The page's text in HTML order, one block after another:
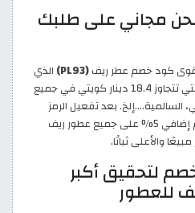
مجاني على طلبك
كود خصم عطر ريف(PL93)
الذي
يمنحك توصيل مجاني للطلبات التي تتجاوز 18.4 دينار كويتي في جميع
السالمية....إلخ. بعد تفعيل الرمز
الترويجي سوف تحصل على خصم إضافي 5% على جميع عطور ريف
والأعلى ثباتًا.
لتحقيق أكبر
للعطور